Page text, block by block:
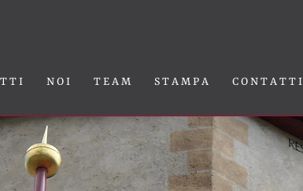
T T I N O I T E A M S T A M P A C O N T A T T I